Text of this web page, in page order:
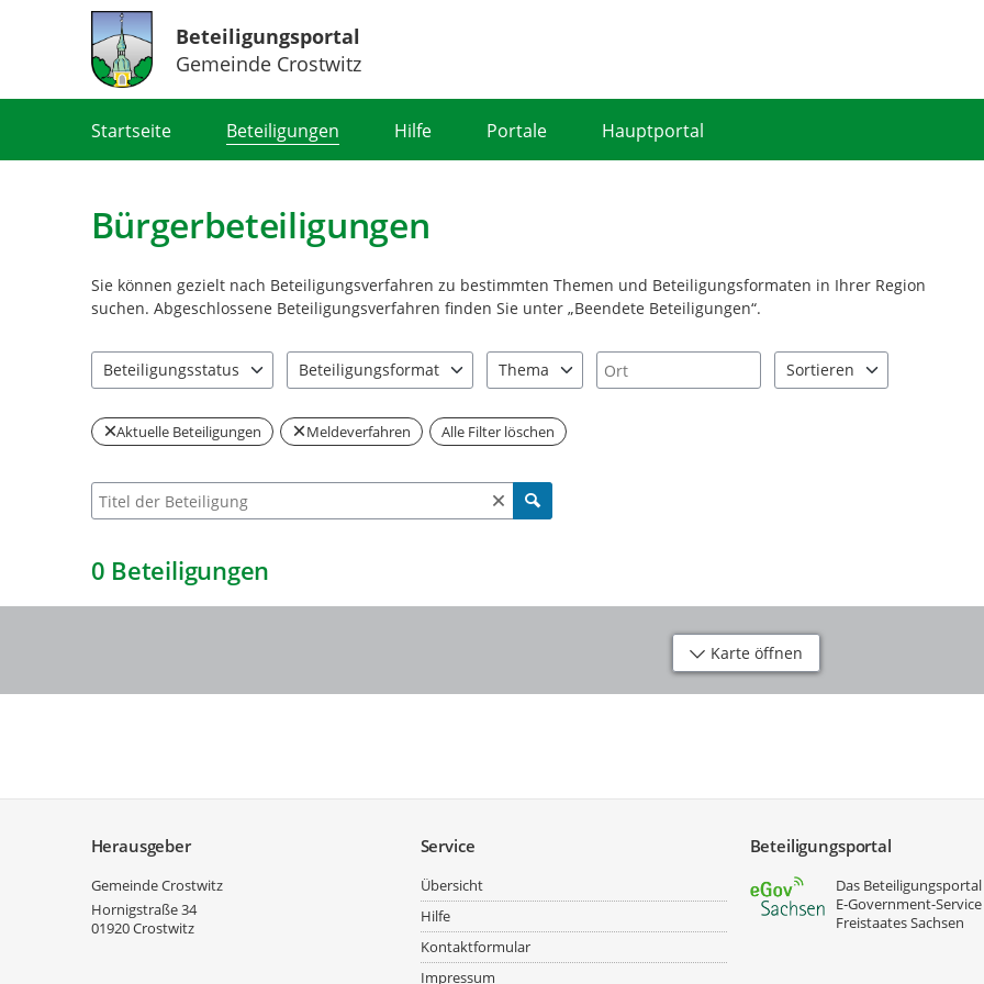
Beteiligungsportal
Gemeinde Crostwitz
Startseite Beteiligungen Hilfe Portale Hauptportal
Bürgerbeteiligungen
Sie können gezielt nach Beteiligungsverfahren zu bestimmten Themen und Beteiligungsformaten in Ihrer Region
suchen. Abgeschlossene Beteiligungsverfahren finden Sie unter „Beendete Beteiligungen“.
Beteiligungsstatus
Beteiligungsformat
Thema
Ort
Sortieren
Aktuelle Beteiligungen Meldeverfahren Alle Filter löschen
Suche nach Beteiligung
0 Beteiligungen
Karte öffnen
Herausgeber
Gemeinde Crostwitz
Hornigstraße 34
01920Crostwitz
Service
Übersicht
Hilfe
Kontaktformular
Impressum
Beteiligungsportal
Das
E‑Government-
Freistaates Sachsen